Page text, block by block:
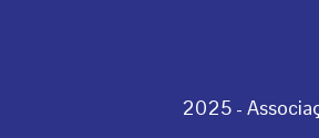
2025 -